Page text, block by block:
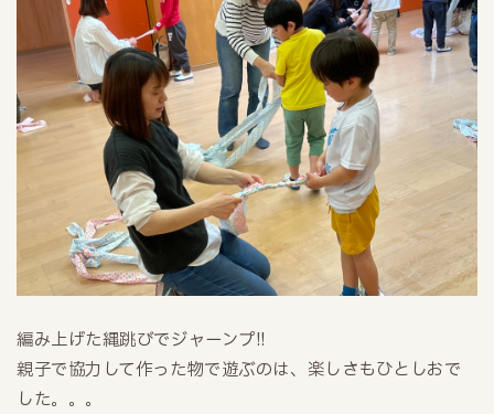
編み上げた縄跳びでジャーンプ!!
親子で協力して作った物で遊ぶのは、楽しさもひとしおで
した。。。